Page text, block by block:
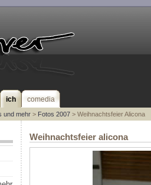
ich comedia
und mehr> Fotos 2007> Weihnachtsfeier Alicona
Weihnachtsfeier alicona